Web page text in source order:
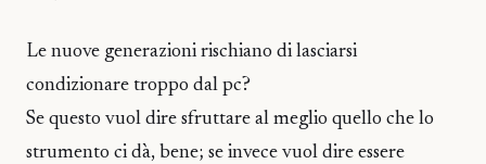
Le nuove generazioni rischiano di lasciarsi
condizionare troppo dal pc?
Se questo vuol dire sfruttare al meglio quello che lo
strumento ci dà, bene; se invece vuol dire essere